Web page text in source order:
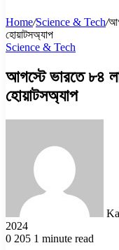
Home/Science & Tech/
হোয়াটসঅ্যাপ
Science & Tech
আগস্টে ভারতে ৮৪
হোয়াটসঅ্যাপ
2024
0 205 1 minute read